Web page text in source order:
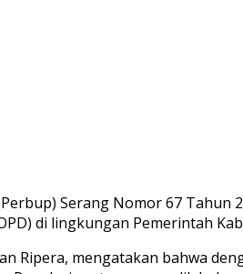
Serang Nomor 67 Tahun
di lingkungan Pemerintah
Ripera, mengatakan bahwa